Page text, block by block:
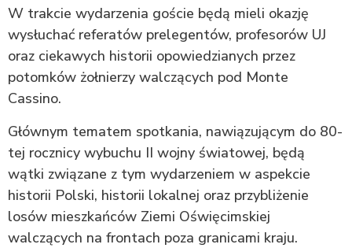
W trakcie wydarzenia goście będą mieli okazję
wysłuchać referatów prelegentów, profesorów UJ
oraz ciekawych historii opowiedzianych przez
potomków żołnierzy walczących pod Monte
Cassino.
Głównym tematem spotkania, nawiązującym do 80-
tej rocznicy wybuchu II wojny światowej, będą
wątki związane z tym wydarzeniem w aspekcie
historii Polski, historii lokalnej oraz przybliżenie
losów mieszkańców Ziemi Oświęcimskiej
walczących na frontach poza granicami kraju.